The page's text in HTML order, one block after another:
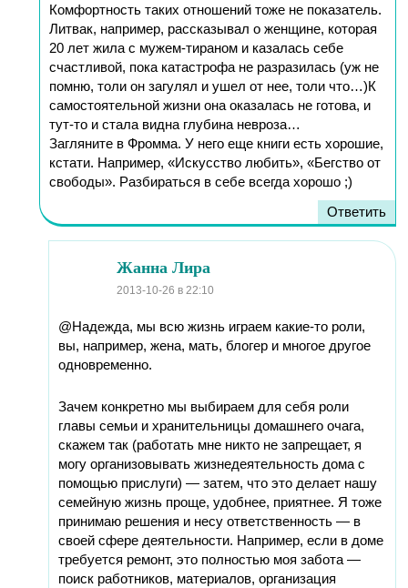
Комфортность таких отношений тоже не показатель.
Литвак, например, рассказывал о женщине, которая
20 лет жила с мужем-тираном и казалась себе
счастливой, пока катастрофа не разразилась (уж не
помню, толи он загулял и ушел от нее, толи что…)К
самостоятельной жизни она оказалась не готова, и
тут-то и стала видна глубина невроза…
Загляните в Фромма. У него еще книги есть хорошие,
кстати. Например, «Искусство любить», «Бегство от
свободы». Разбираться в себе всегда хорошо ;)
Ответить
Жанна Лира
2013-10-26 в 22:10
@Надежда, мы всю жизнь играем какие-то роли,
вы, например, жена, мать, блогер и многое другое
одновременно.
Зачем конкретно мы выбираем для себя роли
главы семьи и хранительницы домашнего очага,
скажем так (работать мне никто не запрещает, я
могу организовывать жизнедеятельность дома с
помощью прислуги) — затем, что это делает нашу
семейную жизнь проще, удобнее, приятнее. Я тоже
принимаю решения и несу ответственность — в
своей сфере деятельности. Например, если в доме
требуется ремонт, это полностью моя забота —
поиск работников, материалов, организация